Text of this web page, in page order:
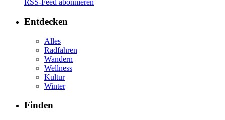
RSS-Feed abonnieren
Entdecken
Alles
Radfahren
Wandern
Wellness
Kultur
Winter
Finden